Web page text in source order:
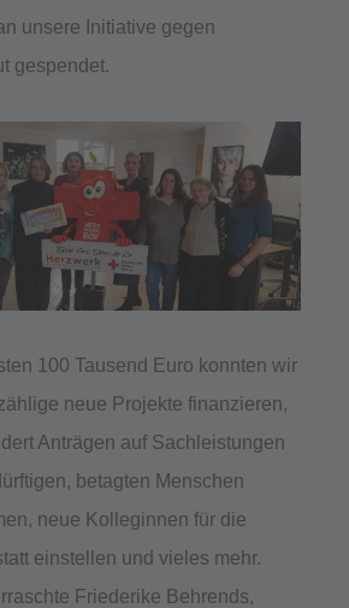
unsere Initiative gegen
gespendet.
100 Tausend Euro konnten wir
neue Projekte finanzieren,
Anträgen auf Sachleistungen
betagten Menschen
neue Kolleginnen für die
einstellen und vieles mehr.
Friederike Behrends,